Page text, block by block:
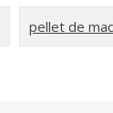
pellet de